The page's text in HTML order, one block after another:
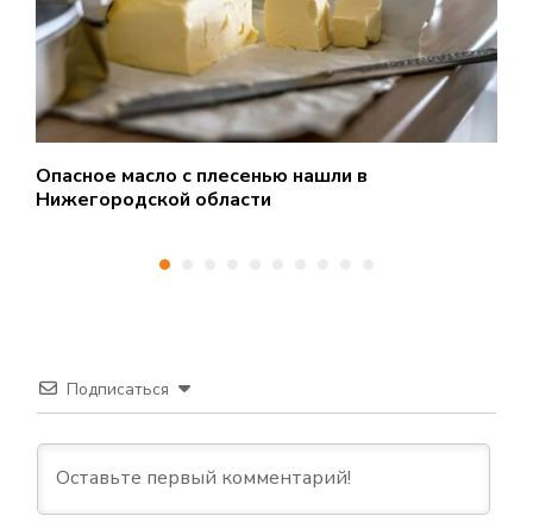
Опасное масло с плесенью нашли в
Нижегородской области
Подписаться